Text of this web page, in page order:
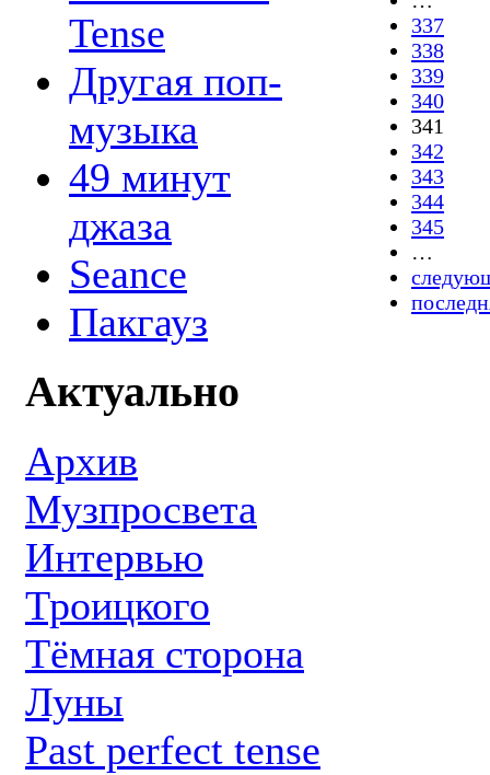
Tense
Другая поп-
музыка
49 минут
джаза
Seance
Пакгауз
Актуально
Архив
Музпросвета
Интервью
Троицкого
Тёмная сторона
Луны
Past perfect tense
337
338
339
340
341
342
343
344
345
…